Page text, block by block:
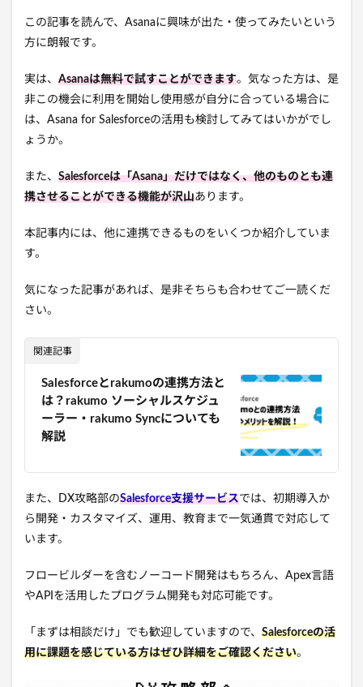
この記事を読んで、Asanaに興味が出た・使ってみたいという
方に朗報です。
実は、 Asanaは無料で試すことができます。気なった方は、是
非この機会に利用を開始し使用感が自分に合っている場合に
は、 Asana for Salesforceの活用も検討してみてはいかがでし
ょうか。
また、 Salesforceは「Asana」だけではなく、他のものとも連
携させることができる機能が沢山あります。
本記事内には、他に連携できるものをいくつか紹介していま
す。
気になった記事があれば、是非そちらも合わせてご一読くだ
さい。
関連記事
Salesforceとrakumoの連携方法と
は？rakumo ソーシャルスケジュ
ーラー・rakumo Syncについても
解説
また、DX攻略部のSalesforce支援サービスでは、初期導入か
ら開発・カスタマイズ、運用、教育まで一気通貫で対応して
います。
フロービルダーを含むノーコード開発はもちろん、Apex言語
やAPIを活用したプログラム開発も対応可能です。
「まずは相談だけ」でも歓迎していますので、 Salesforceの活
用に課題を感じている方はぜひ詳細をご確認ください。